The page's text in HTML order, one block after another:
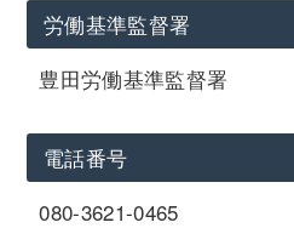
労働基準監督署
豊田労働基準監督署
電話番号
080-3621-0465